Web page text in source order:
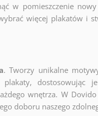
w pomieszczenie
więcej plakatów i
. Tworzy unikalne
dostosowując
wnętrza. W
doboru naszego